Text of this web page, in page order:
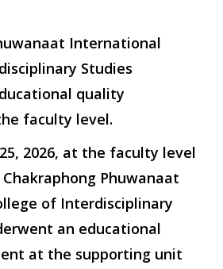
International
Studies
quality
faculty level.
at the faculty level
Phuwanaat
of Interdisciplinary
an educational
at the supporting unit